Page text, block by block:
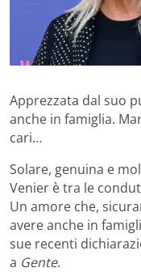
Apprezzata dal suo
anche in famiglia.
cari…
Solare, genuina e
Venier è tra le
Un amore che,
avere anche in
sue recenti
a Gente.